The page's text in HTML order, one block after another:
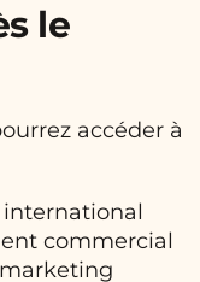
le
accéder à
international
commercial